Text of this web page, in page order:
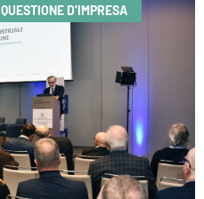
QUESTIONE D’IMPRESA